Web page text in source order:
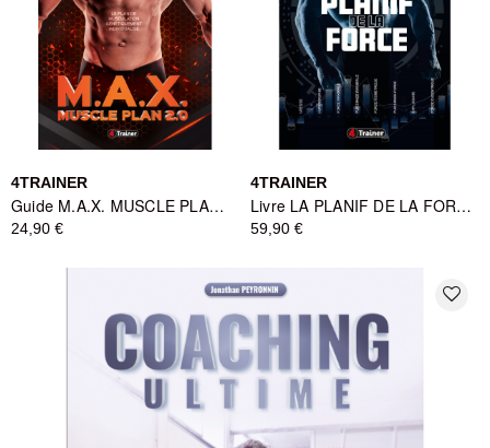
4TRAINER
Guide M.A.X. MUSCLE PLAN 2.0 - Musculation Hypertrophie - 4TRAINER
24,90 €
4TRAINER
Livre LA PLANIF DE LA FORCE - Guide Entraînement Résistance - 4TRAINER
59,90 €
favorite_border